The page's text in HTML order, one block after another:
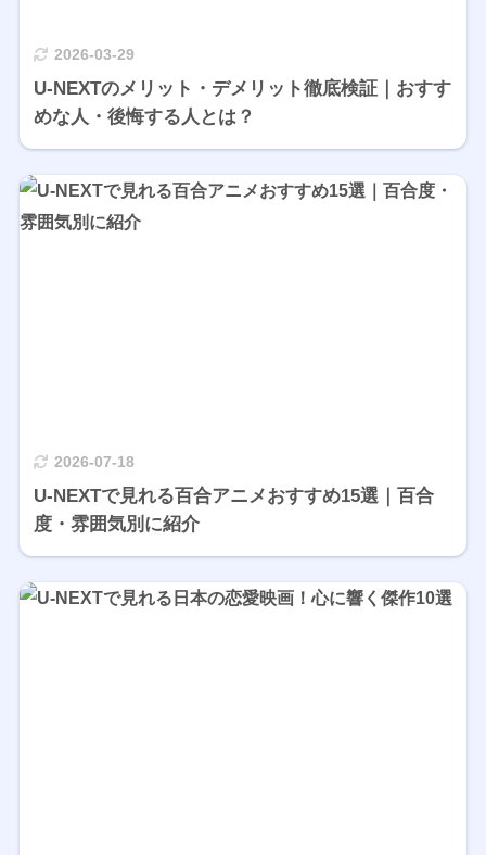
2026-03-29
U-NEXTのメリット・デメリット徹底検証｜おすす
めな人・後悔する人とは？
2026-07-18
U-NEXTで見れる百合アニメおすすめ15選｜百合
度・雰囲気別に紹介